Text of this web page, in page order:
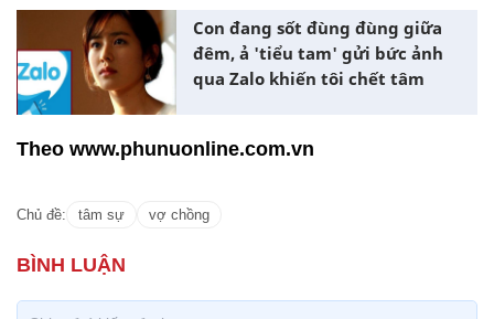
Con đang sốt đùng đùng giữa
đêm, ả 'tiểu tam' gửi bức ảnh
qua Zalo khiến tôi chết tâm
Theo www.phunuonline.com.vn
Chủ đề: tâm sự vợ chồng